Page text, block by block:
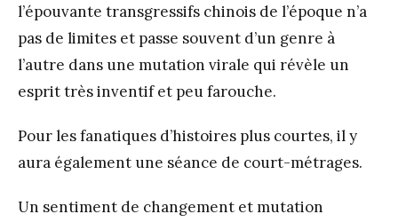
l’épouvante transgressifs chinois de l’époque n’a
pas de limites et passe souvent d’un genre à
l’autre dans une mutation virale qui révèle un
esprit très inventif et peu farouche.
Pour les fanatiques d’histoires plus courtes, il y
aura également une séance de court-métrages.
Un sentiment de changement et mutation